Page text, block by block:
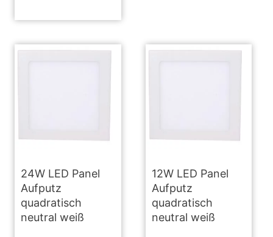
24W LED Panel
Aufputz
quadratisch
neutral weiß
12W LED Panel
Aufputz
quadratisch
neutral weiß